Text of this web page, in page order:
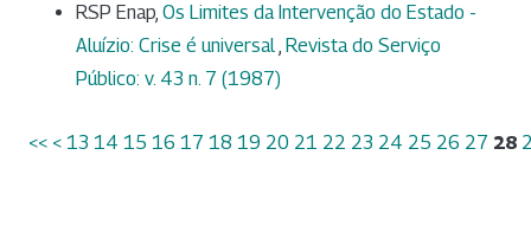
RSP Enap, Os Limites da Intervenção do Estado -
Aluízio: Crise é universal, Revista do Serviço
Público: v. 43 n. 7 (1987)
<< < 13 14 15 16 17 18 19 20 21 22 23 24 25 26 27 28